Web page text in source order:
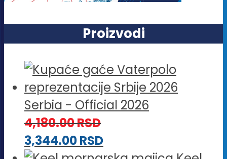
Proizvodi
Serbia - Official 2026
4,180.00RSD
3,344.00RSD